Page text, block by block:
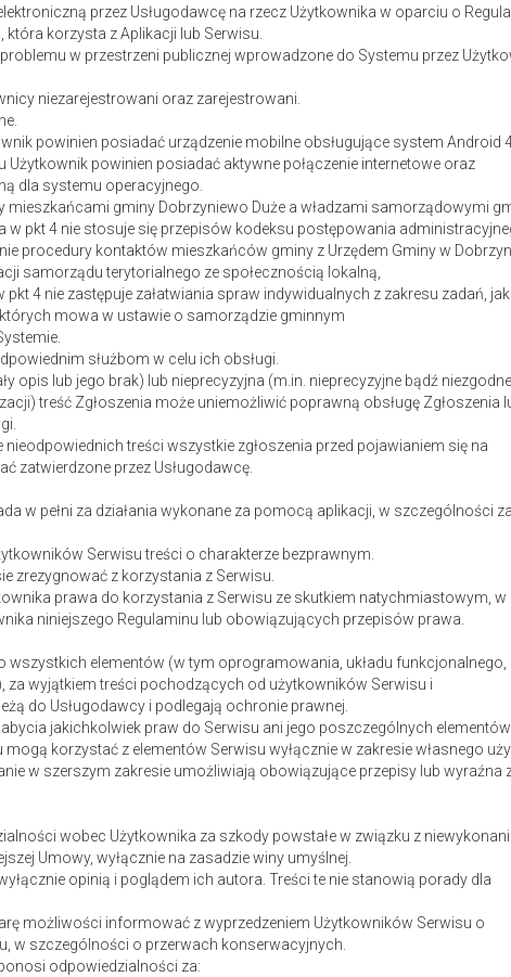
przez Usługodawcę na rzecz Użytkownika w oparciu o
korzysta z Aplikacji lub Serwisu.
w przestrzeni publicznej wprowadzone do Systemu przez
niezarejestrowani oraz zarejestrowani.
powinien posiadać urządzenie mobilne obsługujące system Android
Użytkownik powinien posiadać aktywne połączenie internetowe oraz
dla systemu operacyjnego.
mieszkańcami gminy Dobrzyniewo Duże a władzami samorządowymi
w pkt 4 nie stosuje się przepisów kodeksu postępowania
procedury kontaktów mieszkańców gminy z Urzędem Gminy w
samorządu terytorialnego ze społecznością lokalną,
4 nie zastępuje załatwiania spraw indywidualnych z zakresu zadań,
mowa w ustawie o samorządzie gminnym
służbom w celu ich obsługi.
opis lub jego brak) lub nieprecyzyjna (m.in. nieprecyzyjne bądź
treść Zgłoszenia może uniemożliwić poprawną obsługę Zgłoszenia
treści wszystkie zgłoszenia przed pojawianiem się na
zatwierdzone przez Usługodawcę.
w pełni za działania wykonane za pomocą aplikacji, w szczególności
Serwisu treści o charakterze bezprawnym.
zrezygnować z korzystania z Serwisu.
prawa do korzystania z Serwisu ze skutkiem natychmiastowym, w
niniejszego Regulaminu lub obowiązujących przepisów prawa.
wszystkich elementów (w tym oprogramowania, układu funkcjonalnego,
za wyjątkiem treści pochodzących od użytkowników Serwisu i
do Usługodawcy i podlegają ochronie prawnej.
jakichkolwiek praw do Serwisu ani jego poszczególnych
korzystać z elementów Serwisu wyłącznie w zakresie własnego
w szerszym zakresie umożliwiają obowiązujące przepisy lub wyraźna
wobec Użytkownika za szkody powstałe w związku z
Umowy, wyłącznie na zasadzie winy umyślnej.
opinią i poglądem ich autora. Treści te nie stanowią porady dla
możliwości informować z wyprzedzeniem Użytkowników Serwisu o
w szczególności o przerwach konserwacyjnych.
odpowiedzialności za: